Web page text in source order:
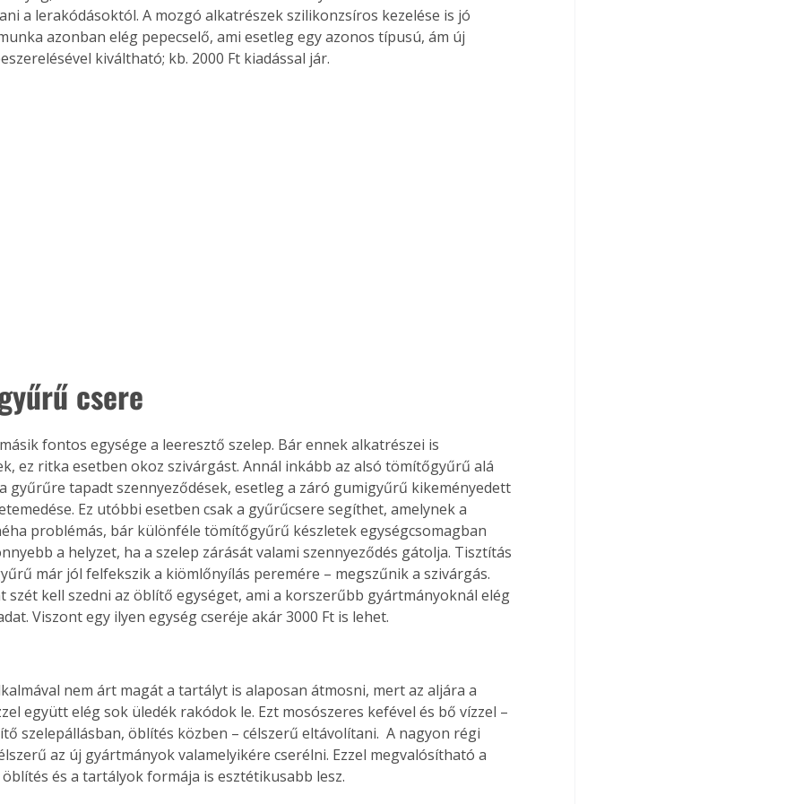
a lerakódásoktól. A mozgó alkatrészek szilikonzsíros kezelése is jó
azonban elég pepecselő, ami esetleg egy azonos típusú, ám új
kiváltható; kb. 2000 Ft kiadással jár.
csere
fontos egysége a leeresztő szelep. Bár ennek alkatrészei is
ez ritka esetben okoz szivárgást. Annál inkább az alsó tömítőgyűrű alá
gyűrűre tapadt szennyeződések, esetleg a záró gumigyűrű kikeményedett
Ez utóbbi esetben csak a gyűrűcsere segíthet, amelynek a
problémás, bár különféle tömítőgyűrű készletek egységcsomagban
a helyzet, ha a szelep zárását valami szennyeződés gátolja. Tisztítás
már jól felfekszik a kiömlőnyílás peremére – megszűnik a szivárgás.
szét kell szedni az öblítő egységet, ami a korszerűbb gyártmányoknál elég
Viszont egy ilyen egység cseréje akár 3000 Ft is lehet.
nem árt magát a tartályt is alaposan átmosni, mert az aljára a
együtt elég sok üledék rakódok le. Ezt mosószeres kefével és bő vízzel –
szelepállásban, öblítés közben – célszerű eltávolítani.  A nagyon régi
az új gyártmányok valamelyikére cserélni. Ezzel megvalósítható a
és a tartályok formája is esztétikusabb lesz.